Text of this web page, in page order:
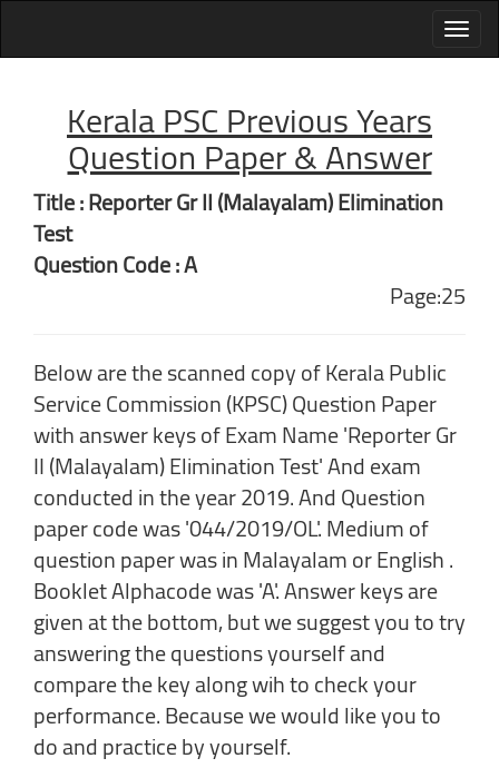
Kerala PSC Previous Years
Question Paper & Answer
Title : Reporter Gr II (Malayalam) Elimination
Test
Question Code : A
Page:25
Below are the scanned copy of Kerala Public
Service Commission (KPSC) Question Paper
with answer keys of Exam Name 'Reporter Gr
II (Malayalam) Elimination Test' And exam
conducted in the year 2019. And Question
paper code was '044/2019/OL'. Medium of
question paper was in Malayalam or English .
Booklet Alphacode was 'A'. Answer keys are
given at the bottom, but we suggest you to try
answering the questions yourself and
compare the key along wih to check your
performance. Because we would like you to
do and practice by yourself.